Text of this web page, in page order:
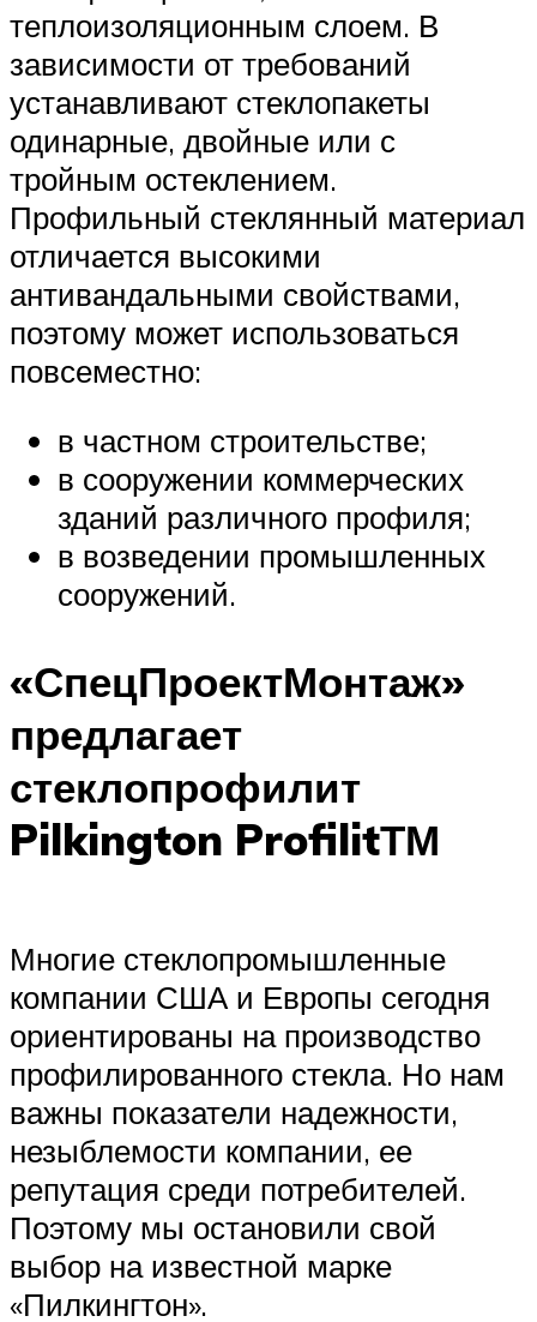
теплоизоляционным слоем. В
зависимости от требований
устанавливают стеклопакеты
одинарные, двойные или с
тройным остеклением.
Профильный стеклянный материал
отличается высокими
антивандальными свойствами,
поэтому может использоваться
повсеместно:
в частном строительстве;
в сооружении коммерческих
зданий различного профиля;
в возведении промышленных
сооружений.
«СпецПроектМонтаж»
предлагает
стеклопрофилит
Pilkington ProfilitТМ
Многие стеклопромышленные
компании США и Европы сегодня
ориентированы на производство
профилированного стекла. Но нам
важны показатели надежности,
незыблемости компании, ее
репутация среди потребителей.
Поэтому мы остановили свой
выбор на известной марке
«Пилкингтон».